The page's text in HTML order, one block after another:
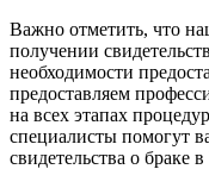
Важно отметить, что
получении
необходимости
предоставляем
на всех этапах
специалисты помогут
свидетельства о браке